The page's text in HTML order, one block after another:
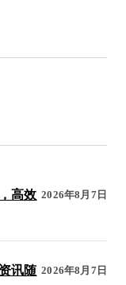
高效 2026年8月7日
讯随 2026年8月7日